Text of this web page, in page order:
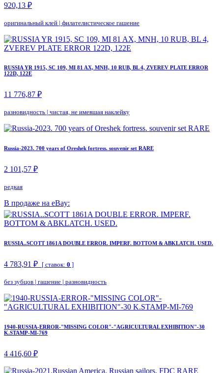
920,13 ₽
оригинальный клей | филателистическое гашение
RUSSIA YR 1915, SC 109, MI 81 AX, MNH, 10 RUB, BL 4, ZVEREV PLATE ERROR
122D, 122E
11 776,87 ₽
разновидность | чистая, не имевшая наклейку
Russia-2023. 700 years of Oreshek fortress. souvenir set RARE
2 101,57 ₽
редкая
В продаже на eBay:
RUSSIA..SCOTT 1861A DOUBLE ERROR. IMPERF. BOTTOM & ABKLATCH. USED.
4 783,91 ₽ [ ставок: 0 ]
без зубцов | гашение | разновидность
1940-RUSSIA-ERROR-"MISSING COLOR"-"AGRICULTURAL EXHIBITION"-30
K.STAMP-MI-769
4 416,60 ₽